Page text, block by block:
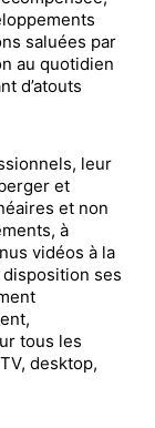
saluées par
au quotidien
d’atouts
leur
et
et non
à
vidéos à la
ses
tous les
desktop,